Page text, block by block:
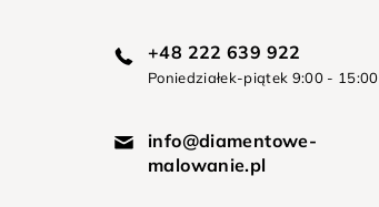
+48 222 639 922
Poniedziałek-piątek 9:00 - 15:00
info@diamentowe-
malowanie.pl